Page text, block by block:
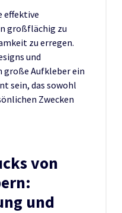
effektive
großflächig zu
zu erregen.
und
große Aufkleber ein
sein, das sowohl
Zwecken
von
und